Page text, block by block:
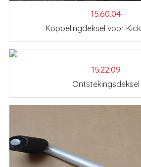
15.60.04
Koppelingdeksel voor
15.22.09
Ontstekingsdeksel